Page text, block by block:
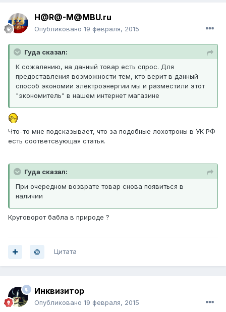
H@R@-M@MBU.ru
Опубликовано 19 февраля, 2015
Гуда сказал:
К сожалению, на данный товар есть спрос. Для
предоставления возможности тем, кто верит в данный
способ экономии электроэнергии мы и разместили этот
"экономитель" в нашем интернет магазине
Что-то мне подсказывает, что за подобные лохотроны в УК РФ
есть соответсвующая статья.
Гуда сказал:
При очередном возврате товар снова появиться в
наличии
Круговорот бабла в природе ?
Цитата
Инквизитор
Опубликовано 19 февраля, 2015